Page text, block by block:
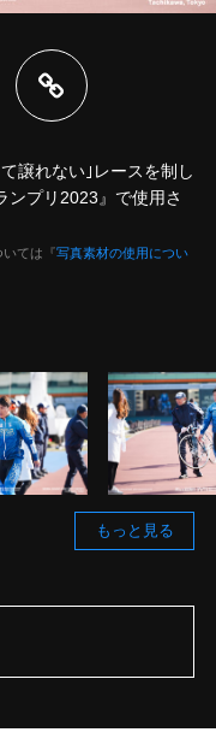
譲れない｣レースを制し
ンプリ2023』で使用さ
ては『写真素材の使用につい
もっと見る